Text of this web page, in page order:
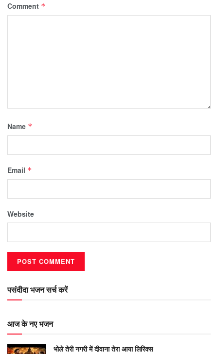
Comment *
Name *
Email *
Website
पसंदीदा भजन सर्च करें
आज के नए भजन
भोले तेरी नगरी में दीवाना तेरा आया लिरिक्स